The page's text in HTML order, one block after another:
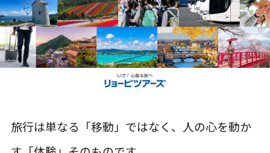
旅行は単なる「移動」ではなく、人の心を動か